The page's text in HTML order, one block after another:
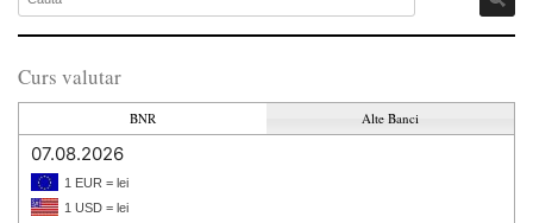
Curs valutar
BNR Alte Banci
07.08.2026
1 EUR = lei
1 USD = lei